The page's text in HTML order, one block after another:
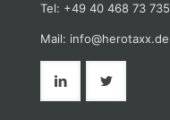
Tel: +49 40 468 73 735
Mail: info@herotaxx.de